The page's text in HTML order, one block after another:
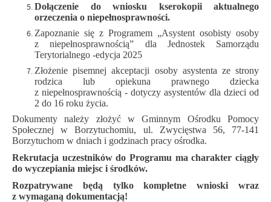
Dołączenie do wniosku kserokopii aktualnego
orzeczenia o niepełnosprawności.
Zapoznanie się z Programem „Asystent osobisty osoby
z niepełnosprawnością” dla Jednostek Samorządu
Terytorialnego -edycja 2025
Złożenie pisemnej akceptacji osoby asystenta ze strony
rodzica lub opiekuna prawnego dziecka
z niepełnosprawnością - dotyczy asystentów dla dzieci od
2 do 16 roku życia.
Dokumenty należy złożyć w Gminnym Ośrodku Pomocy
Społecznej w Borzytuchomiu, ul. Zwycięstwa 56, 77-141
Borzytuchom w dniach i godzinach pracy ośrodka.
Rekrutacja uczestników do Programu ma charakter ciągły
do wyczepiania miejsc i środków.
Rozpatrywane będą tylko kompletne wnioski wraz
z wymaganą dokumentacją!